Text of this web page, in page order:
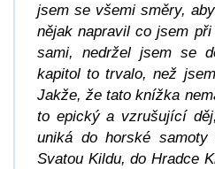
jsem se všemi směry,
nějak napravil co jsem
sami, nedržel jsem se
kapitol to trvalo, než
Jakže, že tato knížka
to epický a vzrušující
uniká do horské
Svatou Kildu, do Hradce